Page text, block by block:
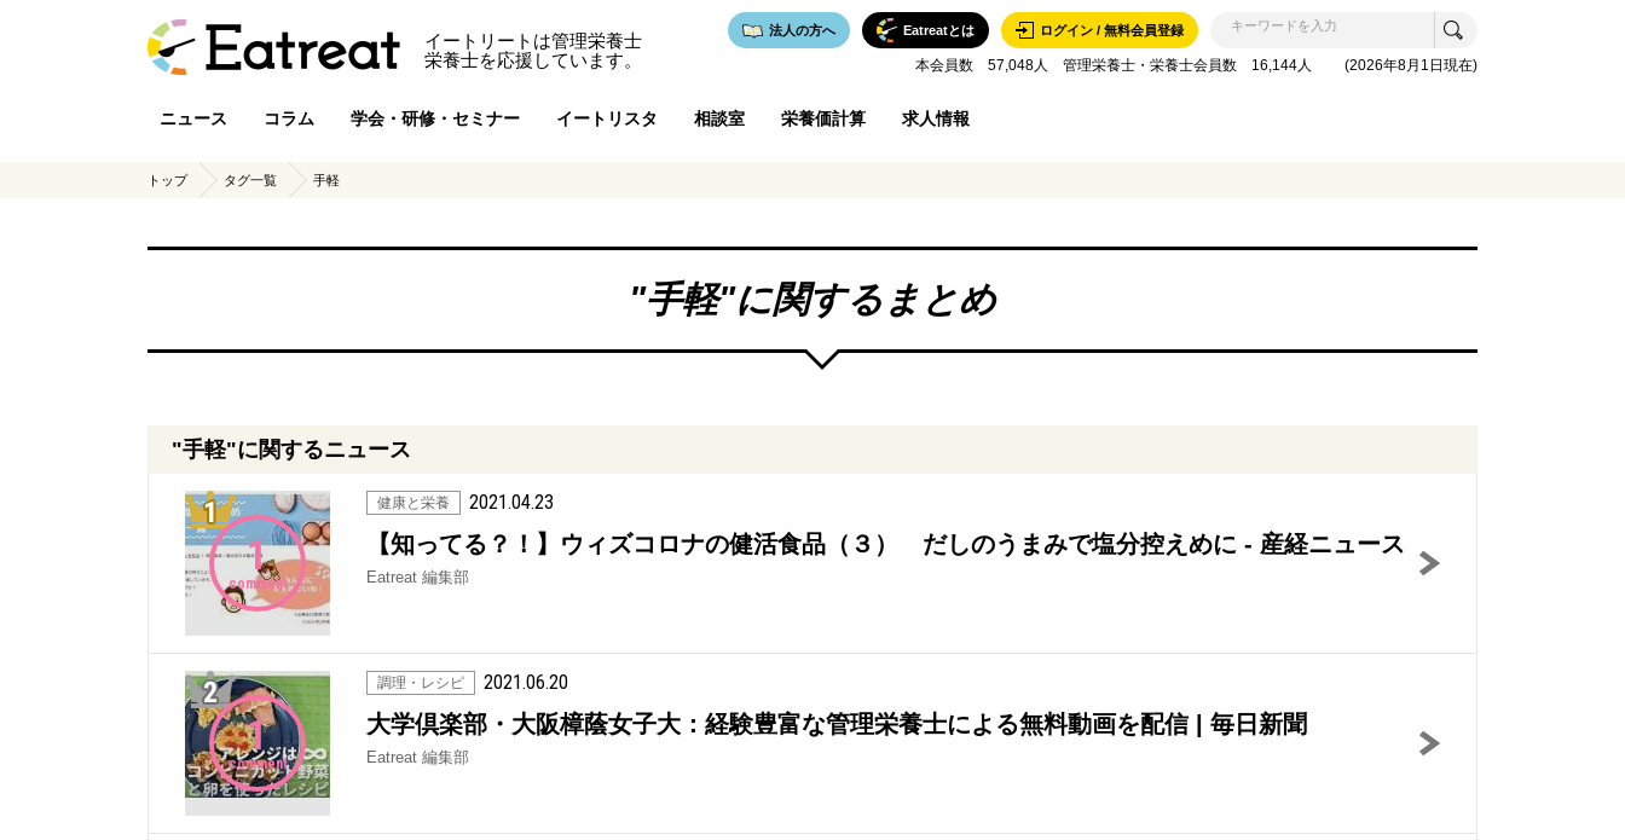
イートリートは管理栄養士
栄養士を応援しています。
ログイン / 無料会員登録
Eatreatとは
法人の方へ
本会員数 57,048人 管理栄養士・栄養士会員数 16,144人 (2026年8月1日現在)
ニュース コラム 学会・研修・セミナー イートリスタ 相談室 栄養価計算 求人情報
トップ タグ一覧 手軽
"手軽"に関するまとめ
"手軽"に関するニュース
1
comment
1位 健康と栄養 2021.04.23
【知ってる？！】ウィズコロナの健活食品（３） だしのうまみで塩分控えめに - 産経ニュース
Eatreat 編集部
1
comment
2位 調理・レシピ 2021.06.20
大学倶楽部・大阪樟蔭女子大：経験豊富な管理栄養士による無料動画を配信 | 毎日新聞
Eatreat 編集部